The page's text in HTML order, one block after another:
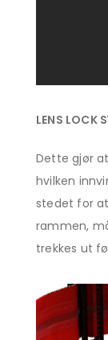
LENS LOCK
Dette gjør
hvilken
stedet for at
rammen,
trekkes ut